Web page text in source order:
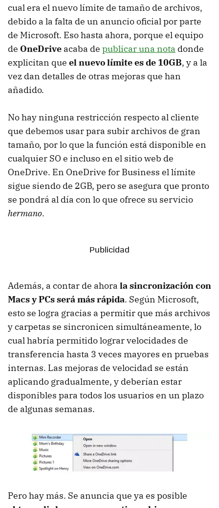
cual era el nuevo límite de tamaño de archivos,
debido a la falta de un anuncio oficial por parte
de Microsoft. Eso hasta ahora, porque el equipo
de OneDrive acaba de publicar una nota donde
explicitan que el nuevo límite es de 10GB, y a la
vez dan detalles de otras mejoras que han
añadido.
No hay ninguna restricción respecto al cliente
que debemos usar para subir archivos de gran
tamaño, por lo que la función está disponible en
cualquier SO e incluso en el sitio web de
OneDrive. En OneDrive for Business el límite
sigue siendo de 2GB, pero se asegura que pronto
se pondrá al día con lo que ofrece su servicio
hermano.
Además, a contar de ahora la sincronización con
Macs y PCs será más rápida. Según Microsoft,
esto se logra gracias a permitir que más archivos
y carpetas se sincronicen simultáneamente, lo
cual habría permitido lograr velocidades de
transferencia hasta 3 veces mayores en pruebas
internas. Las mejoras de velocidad se están
aplicando gradualmente, y deberían estar
disponibles para todos los usuarios en un plazo
de algunas semanas.
Pero hay más. Se anuncia que ya es posible